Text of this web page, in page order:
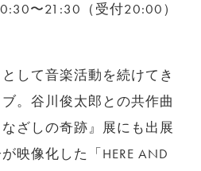
〜21:30（受付20:00）
して音楽活動を続けてき
。谷川俊太郎との共作曲
ざしの奇跡』展にも出展
映像化した「HERE AND